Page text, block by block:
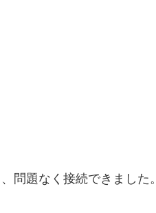
問題なく接続できました。